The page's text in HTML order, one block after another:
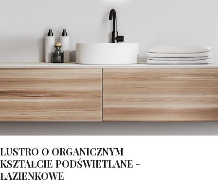
LUSTRO O ORGANICZNYM
KSZTAŁCIE PODŚWIETLANE -
ŁAZIENKOWE